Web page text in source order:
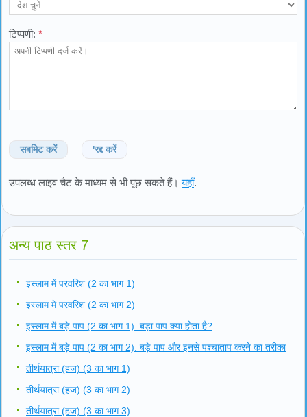
टिप्पणी: *
सबमिट करें 'रद्द करें
उपलब्ध लाइव चैट के माध्यम से भी पूछ सकते हैं।यहाँ.
अन्य पाठ स्तर 7
इस्लाम में परवरिश (2 का भाग 1)
इस्लाम मे परवरिश (2 का भाग 2)
इस्लाम में बड़े पाप (2 का भाग 1): बड़ा पाप क्या होता है?
इस्लाम में बड़े पाप (2 का भाग 2): बड़े पाप और इनसे पश्चाताप करने का तरीका
तीर्थयात्रा (हज) (3 का भाग 1)
तीर्थयात्रा (हज) (3 का भाग 2)
तीर्थयात्रा (हज) (3 का भाग 3)